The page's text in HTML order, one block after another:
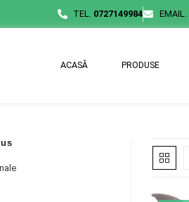
TEL. 0727149984 EMAIL.
ACASĂ PRODUSE